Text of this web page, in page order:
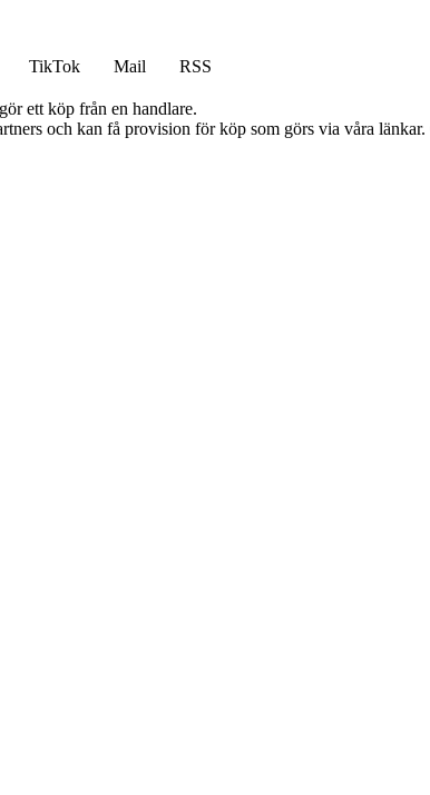
TikTok Mail
RSS
ett köp från en handlare.
och kan få provision för köp som görs via våra